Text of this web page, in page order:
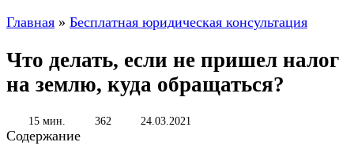
Главная » Бесплатная юридическая консультация
Что делать, если не пришел налог
на землю, куда обращаться?
15 мин. 362 24.03.2021
Содержание